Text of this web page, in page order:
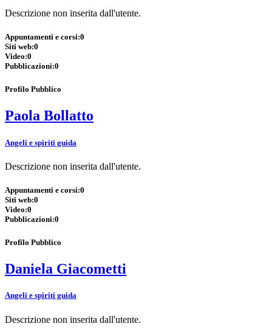
Descrizione non inserita dall'utente.
Appuntamenti e corsi:0
Siti web:0
Video:0
Pubblicazioni:0
Profilo Pubblico
Paola Bollatto
Angeli e spiriti guida
Descrizione non inserita dall'utente.
Appuntamenti e corsi:0
Siti web:0
Video:0
Pubblicazioni:0
Profilo Pubblico
Daniela Giacometti
Angeli e spiriti guida
Descrizione non inserita dall'utente.